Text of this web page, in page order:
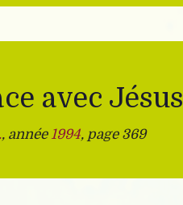
avec Jésus
, année 1994, page 369